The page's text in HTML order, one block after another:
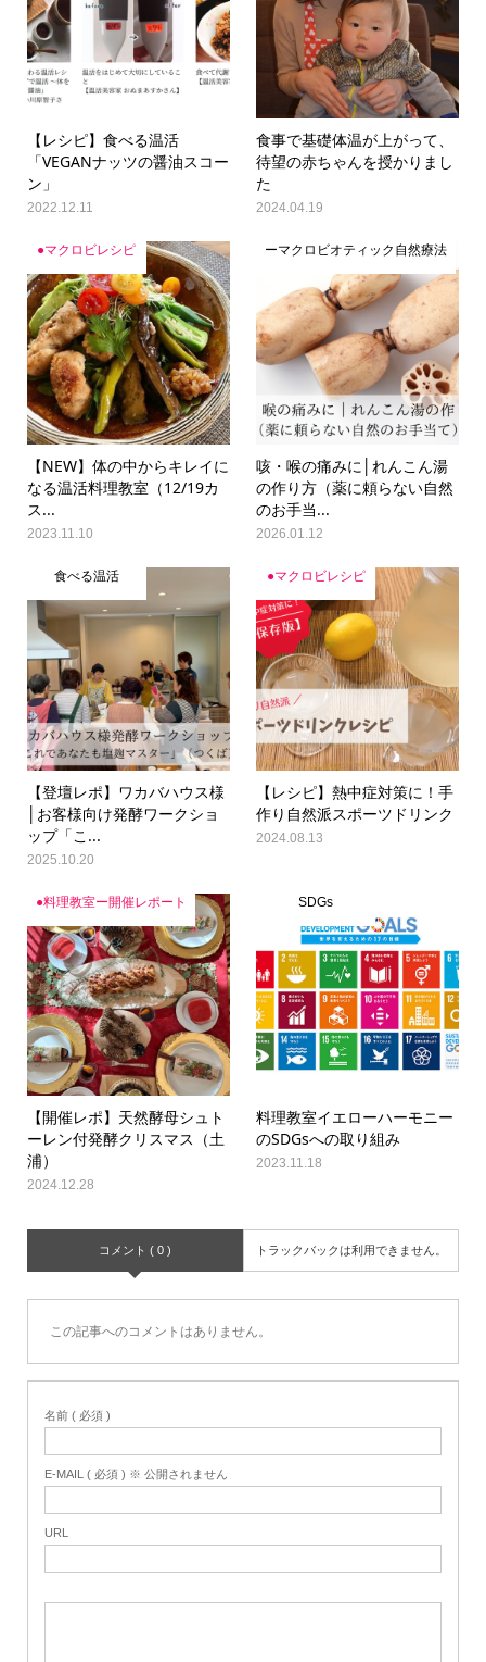
【レシピ】食べる温活
「VEGANナッツの醤油スコー
ン」
2022.12.11
食事で基礎体温が上がって、
待望の赤ちゃんを授かりまし
た
2024.04.19
●マクロビレシピ
【NEW】体の中からキレイに
なる温活料理教室（12/19カ
ス...
2023.11.10
ーマクロビオティック自然療法
咳・喉の痛みに│れんこん湯
の作り方（薬に頼らない自然
のお手当...
2026.01.12
食べる温活
【登壇レポ】ワカバハウス様
│お客様向け発酵ワークショ
ップ「こ...
2025.10.20
●マクロビレシピ
【レシピ】熱中症対策に！手
作り自然派スポーツドリンク
2024.08.13
●料理教室ー開催レポート
【開催レポ】天然酵母シュト
ーレン付発酵クリスマス（土
浦）
2024.12.28
SDGs
料理教室イエローハーモニー
のSDGsへの取り組み
2023.11.18
コメント ( 0 ) トラックバックは利用できません。
この記事へのコメントはありません。
名前 ( 必須 )
E-MAIL ( 必須 ) ※ 公開されません
URL